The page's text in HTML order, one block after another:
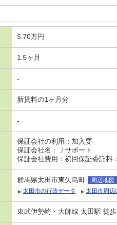
5.70万円
1.5ヶ月
-
新賃料の1ヶ月分
-
保証会社の利用：加入要
保証会社名：Ｊサポート
保証会社費用：初回保証委託
群馬県太田市東矢島町
周辺地図
太田市の行政データ
太田市周辺
東武伊勢崎・大師線 太田駅 徒